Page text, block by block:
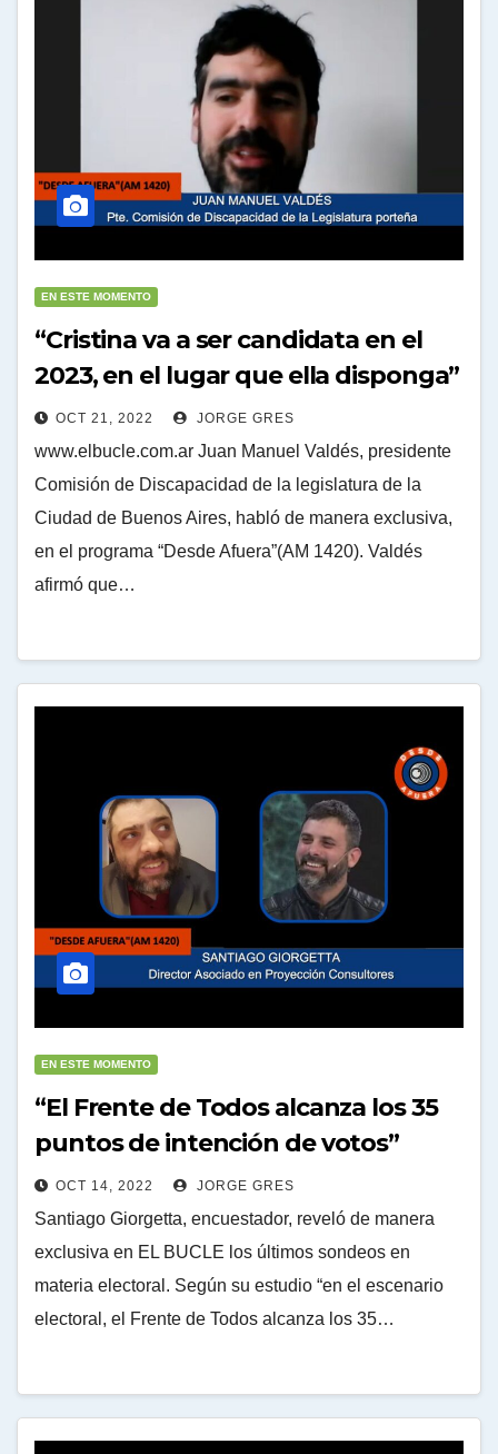
EN ESTE MOMENTO
“Cristina va a ser candidata en el
2023, en el lugar que ella disponga”
OCT 21, 2022 JORGE GRES
www.elbucle.com.ar Juan Manuel Valdés, presidente
Comisión de Discapacidad de la legislatura de la
Ciudad de Buenos Aires, habló de manera exclusiva,
en el programa “Desde Afuera”(AM 1420). Valdés
afirmó que…
EN ESTE MOMENTO
“El Frente de Todos alcanza los 35
puntos de intención de votos”
OCT 14, 2022 JORGE GRES
Santiago Giorgetta, encuestador, reveló de manera
exclusiva en EL BUCLE los últimos sondeos en
materia electoral. Según su estudio “en el escenario
electoral, el Frente de Todos alcanza los 35…